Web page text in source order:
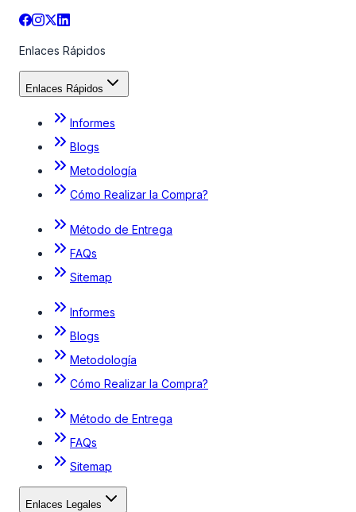
Enlaces Rápidos
Enlaces Rápidos
Informes
Blogs
Metodología
Cómo Realizar la Compra?
Método de Entrega
FAQs
Sitemap
Informes
Blogs
Metodología
Cómo Realizar la Compra?
Método de Entrega
FAQs
Sitemap
Enlaces Legales